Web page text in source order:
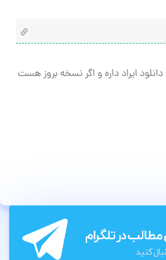
ایراد داره و اگر نسخه بروز هست